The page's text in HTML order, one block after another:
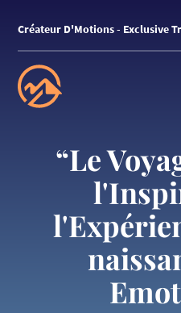
Créateur D'Motions - Exclusive
“Le